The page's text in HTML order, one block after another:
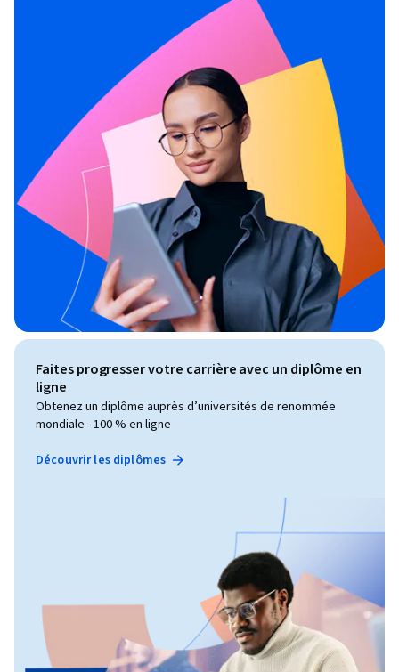
Faites progresser votre carrière avec un diplôme en
ligne
Obtenez un diplôme auprès d’universités de renommée
mondiale - 100 % en ligne
Découvrir les diplômes